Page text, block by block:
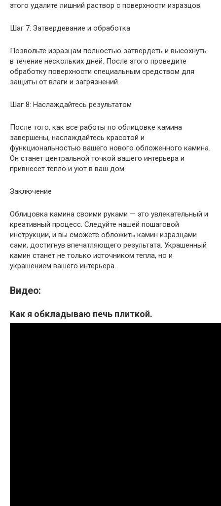
этого удалите лишний раствор с поверхности изразцов.
Шаг 7: Затвердевание и обработка
Позвольте изразцам полностью затвердеть и высохнуть
в течение нескольких дней. После этого проведите
обработку поверхности специальным средством для
защиты от влаги и загрязнений.
Шаг 8: Наслаждайтесь результатом
После того, как все работы по облицовке камина
завершены, наслаждайтесь красотой и
функциональностью вашего нового обложенного камина.
Он станет центральной точкой вашего интерьера и
привнесет тепло и уют в ваш дом.
Заключение
Облицовка камина своими руками — это увлекательный и
креативный процесс. Следуйте нашей пошаговой
инструкции, и вы сможете обложить камин изразцами
сами, достигнув впечатляющего результата. Украшенный
камин станет не только источником тепла, но и
украшением вашего интерьера.
Видео:
Как я обкладываю печь плиткой.